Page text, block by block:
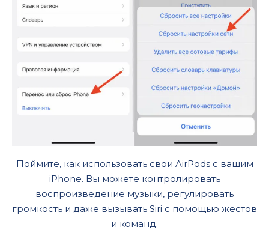
Поймите, как использовать свои AirPods с вашим
iPhone. Вы можете контролировать
воспроизведение музыки, регулировать
громкость и даже вызывать Siri с помощью жестов
и команд.